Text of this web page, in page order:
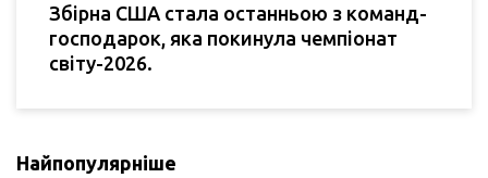
Збірна США стала останньою з команд-
господарок, яка покинула чемпіонат
світу-2026.
Найпопулярніше